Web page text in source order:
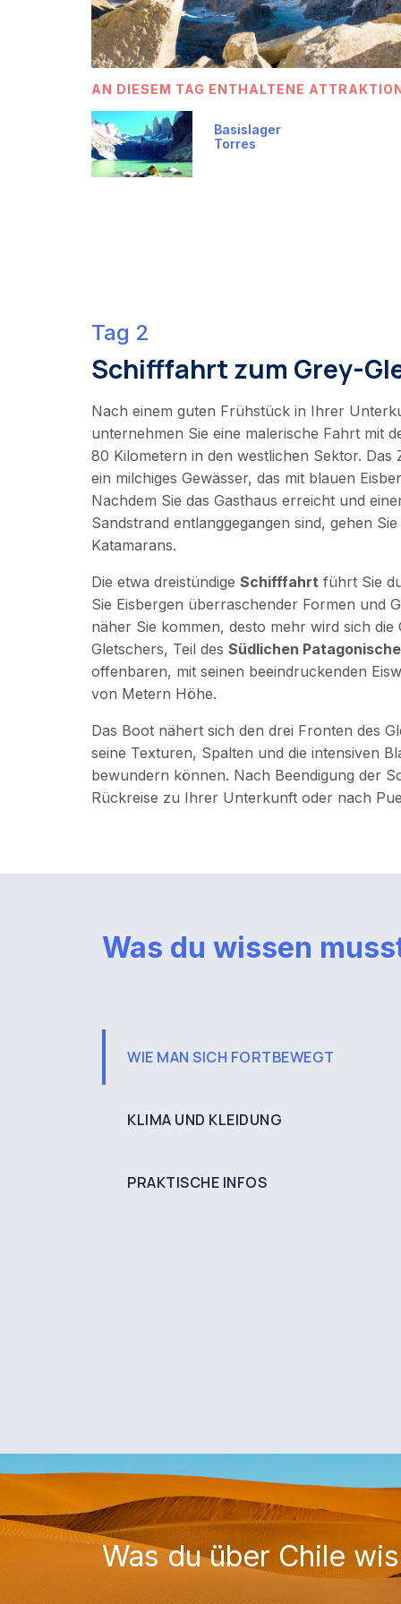
AN DIESEM TAG ENTHALTENE
Basislager
Torres
Tag 2
Schifffahrt zum Grey-
Nach einem guten Frühstück in Ihrer
unternehmen Sie eine malerische Fahrt mit
80 Kilometern in den westlichen Sektor. Das
ein milchiges Gewässer, das mit blauen
Nachdem Sie das Gasthaus erreicht und
Sandstrand entlanggegangen sind, gehen
Katamarans.
Die etwa dreistündige Schifffahrt führt Sie
Sie Eisbergen überraschender Formen und
näher Sie kommen, desto mehr wird sich die
Gletschers, Teil des Südlichen
offenbaren, mit seinen beeindruckenden
von Metern Höhe.
Das Boot nähert sich den drei Fronten des
seine Texturen, Spalten und die intensiven
bewundern können. Nach Beendigung der
Rückreise zu Ihrer Unterkunft oder nach
Was du wissen
WIE MAN SICH FORTBEWEGT
KLIMA UND KLEIDUNG
PRAKTISCHE INFOS
Was du über Chile